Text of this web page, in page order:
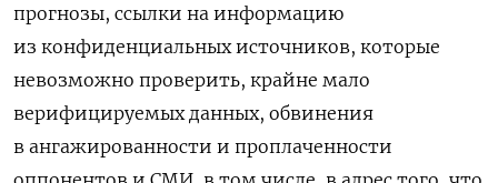
прогнозы, ссылки на информацию
из конфиденциальных источников, которые
невозможно проверить, крайне мало
верифицируемых данных, обвинения
в ангажированности и проплаченности